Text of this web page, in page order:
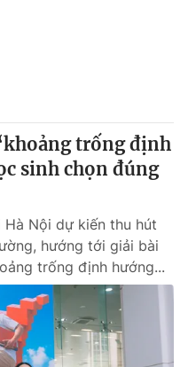
trống định
sinh chọn đúng
Hà Nội dự kiến thu hút
hướng tới giải bài
trống định hướng...